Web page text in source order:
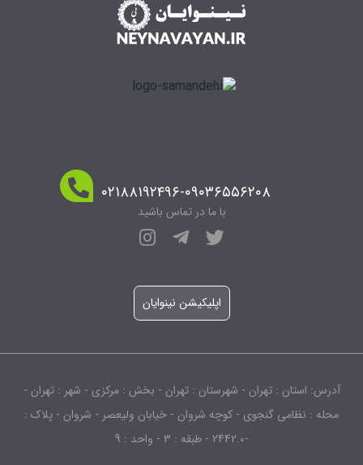
۰۲۱۸۸۱۹۲۴۹۶-۰۹۰۳۶۵۵۶۲۰۸
با ما در تماس باشید
اپلیکیشن نینوایان
آدرس: استان : تهران - شهرستان : تهران - بخش : مرکزی - شهر : تهران -
محله : نظامی گنجوی - کوچه شروان - خیابان ولیعصر - شروان - پلاک :
-2442.0 - طبقه : 3 - واحد : 9